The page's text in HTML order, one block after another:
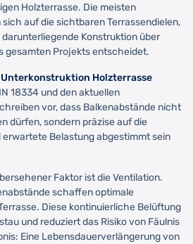
Holzterrasse. Die meisten
auf die sichtbaren Terrassendielen,
Konstruktion über
gesamten Projekts entscheidet.
Unterkonstruktion Holzterrasse
18334 und den aktuellen
vor, dass Balkenabstände nicht
dürfen, sondern präzise auf die
erwartete Belastung abgestimmt sein
Faktor ist die Ventilation.
schaffen optimale
Diese kontinuierliche Belüftung
und reduziert das Risiko von Fäulnis
Eine Lebensdauerverlängerung von